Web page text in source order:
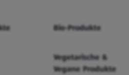
Bio-Produkte
Vegetarische &
Vegane Produkte